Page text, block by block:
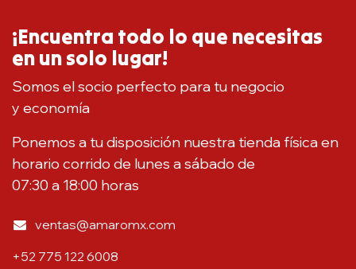
¡Encuentra todo lo que necesitas
en un solo lugar!
Somos el socio perfecto para tu negocio
y economía
Ponemos a tu disposición nuestra tienda física en
horario corrido de lunes a sábado de
07:30 a 18:00 horas
ventas@amaromx.com
+52 775 122 6008